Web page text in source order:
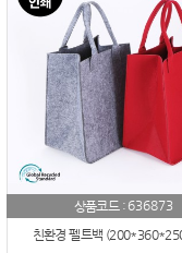
상품코드 : 636873
친환경 펠트백